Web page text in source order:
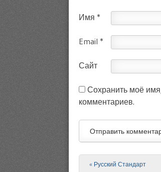
Имя *
Email *
Сайт
Сохранить моё
комментариев.
Post navigation
« Русский Стандарт